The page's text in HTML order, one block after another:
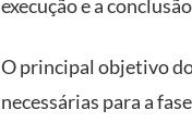
execução e a
O principal objetivo
necessárias para a